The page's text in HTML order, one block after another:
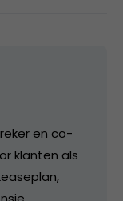
en co-
klanten als